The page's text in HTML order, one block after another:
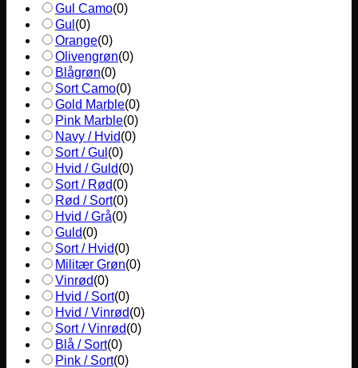
Gul Camo(0)
Gul (0)
Orange(0)
Olivengrøn(0)
Blågrøn(0)
Sort Camo(0)
Gold Marble(0)
Pink Marble(0)
Navy / Hvid(0)
Sort / Gul (0)
Hvid / Guld(0)
Sort / Rød(0)
Rød / Sort(0)
Hvid / Grå(0)
Guld(0)
Sort / Hvid(0)
Militær Grøn(0)
Vinrød(0)
Hvid / Sort(0)
Hvid / Vinrød(0)
Sort / Vinrød(0)
Blå / Sort(0)
Pink / Sort(0)